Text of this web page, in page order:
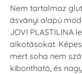
Nem tartalmaz
ásványi alapú
JOVI PLASTILINA
alkotásokat.
mert soha nem
kibontható, és